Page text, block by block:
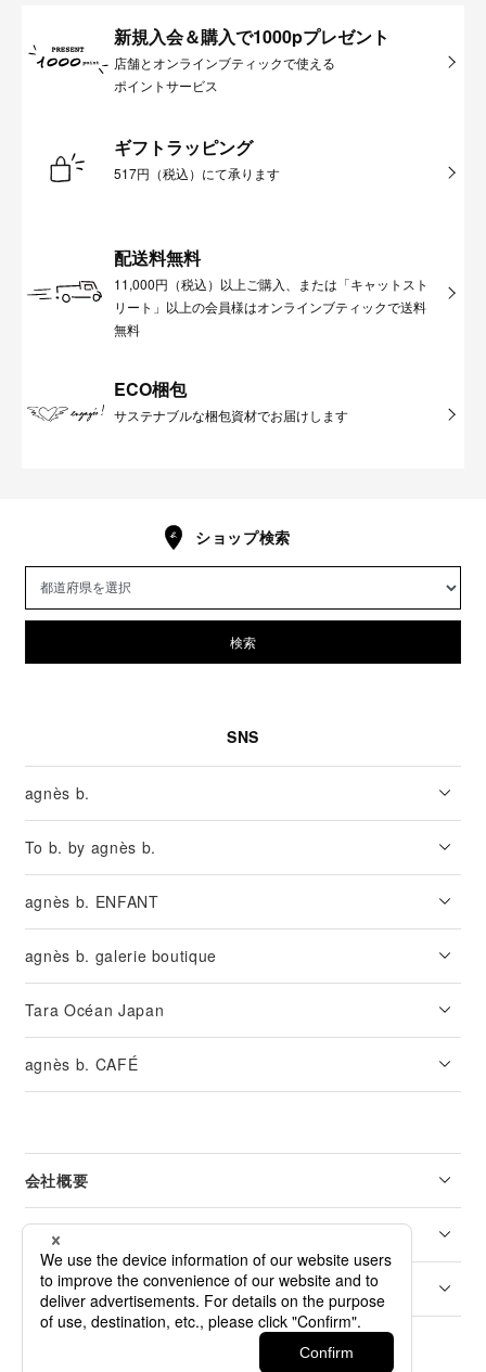
新規入会＆購入で1000pプレゼント
店舗とオンラインブティックで使える
ポイントサービス
ギフトラッピング
517円（税込）にて承ります
配送料無料
11,000円（税込）以上ご購入、または「キャットスト
リート」以上の会員様はオンラインブティックで送料
無料
ECO梱包
サステナブルな梱包資材でお届けします
ショップ検索
検索
SNS
agnès b.
To b. by agnès b.
agnès b. ENFANT
agnès b. galerie boutique
Tara Océan Japan
agnès b. CAFÉ
会社概要
リーガル
カスタマーサービス